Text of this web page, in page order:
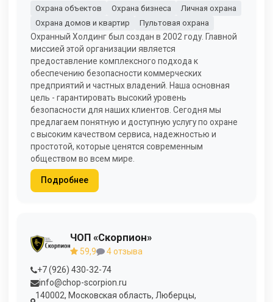
Охрана объектов Охрана бизнеса
Личная охрана
Охрана домов и квартир
Пультовая охрана
Охранный Холдинг был создан в 2002 году. Главной
миссией этой организации является
предоставление комплексного подхода к
обеспечению безопасности коммерческих
предприятий и частных владений. Наша основная
цель - гарантировать высокий уровень
безопасности для наших клиентов. Сегодня мы
предлагаем понятную и доступную услугу по охране
с высоким качеством сервиса, надежностью и
простотой, которые ценятся современным
обществом во всем мире.
Подробнее
ЧОП «Скорпион»
59,9
4 отзыва
+7 (926) 430-32-74
info@chop-scorpion.ru
140002, Московская область, Люберцы,